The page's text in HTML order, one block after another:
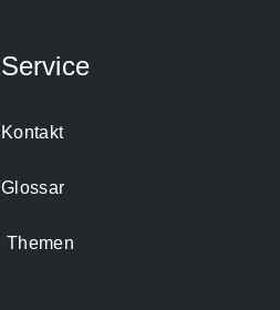
Service
Kontakt
Glossar
Themen